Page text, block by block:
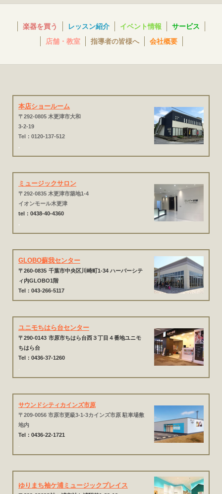
楽器を買う レッスン紹介 イベント情報
サービス
店舗・教室
指導者の皆様へ 会社概要
本店ショールーム
〒292-0805 木更津市大和
3-2-19
Tel：0120-137-512
.
ミュージックサロン
〒292-0835 木更津市築地1-4
イオンモール木更津
tel：0438-40-4360
.
GLOBO蘇我センター
〒260-0835 千葉市中央区川崎町1-34 ハーバーシテ
ィ内GLOBO1階
Tel：043-266-5117
ユニモちはら台センター
〒290-0143 市原市ちはら台西３丁目４番地ユニモ
ちはら台
Tel：0436-37-1260
サウンドシティカインズ市原
〒209-0056 市原市更級3-1-3カインズ市原 駐車場敷
地内
Tel：0436-22-1721
ゆりまち袖ケ浦ミュージックプレイス